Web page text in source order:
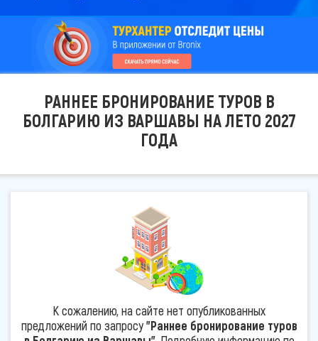
РАННЕЕ БРОНИРОВАНИЕ ТУРОВ В
БОЛГАРИЮ ИЗ ВАРШАВЫ НА ЛЕТО 2027
ГОДА
К сожалению, на сайте нет опубликованных
предложений по запросу"Раннее бронирование туров